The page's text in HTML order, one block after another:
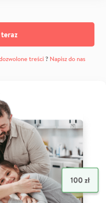
treści? Napisz do nas